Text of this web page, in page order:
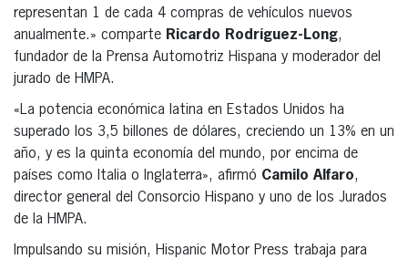
representan 1 de cada 4 compras de vehículos nuevos
anualmente.» comparte Ricardo Rodríguez-Long,
fundador de la Prensa Automotriz Hispana y moderador del
jurado de HMPA.
«La potencia económica latina en Estados Unidos ha
superado los 3,5 billones de dólares, creciendo un 13% en un
año, y es la quinta economía del mundo, por encima de
países como Italia o Inglaterra», afirmó Camilo Alfaro,
director general del Consorcio Hispano y uno de los Jurados
de la HMPA.
Impulsando su misión, Hispanic Motor Press trabaja para